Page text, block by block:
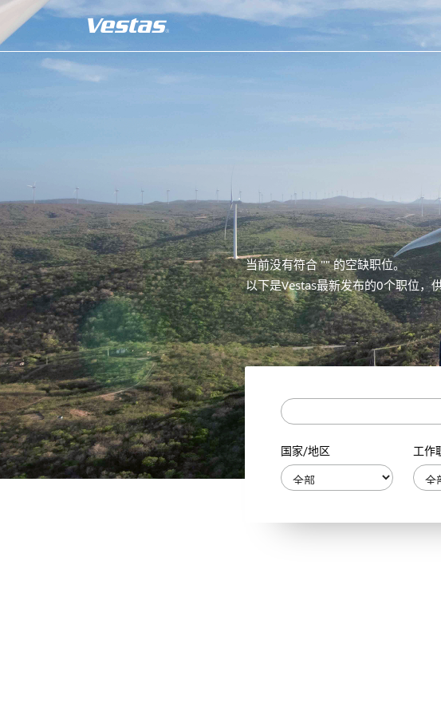
当前没有符合 "" 的空缺职位。
以下是Vestas最新发布的0个职位，
国家/地区 工作